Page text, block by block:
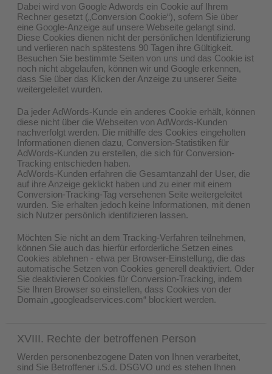
Dabei wird von Google Adwords ein Cookie auf Ihrem
Rechner gesetzt („Conversion Cookie“), sofern Sie über
eine Google-Anzeige auf unsere Webseite gelangt sind.
Diese Cookies dienen nicht der persönlichen Identifizierung
und verlieren nach spätestens 90 Tagen ihre Gültigkeit.
Besuchen Sie bestimmte Seiten von uns und das Cookie ist
noch nicht abgelaufen, können wir und Google erkennen,
dass Sie über das Klicken der Anzeige zu unserer Seite
weitergeleitet wurden.
Da jeder AdWords-Kunde ein anderes Cookie erhält, können
diese nicht über die Webseiten von AdWords-Kunden
nachverfolgt werden. Die mithilfe des Cookies eingeholten
Informationen dienen dazu, Conversion-Statistiken für
AdWords-Kunden zu erstellen, die sich für Conversion-
Tracking entschieden haben.
AdWords-Kunden erfahren die Gesamtanzahl der User, die
auf ihre Anzeige geklickt haben und zu einer mit einem
Conversion-Tracking-Tag versehenen Seite weitergeleitet
wurden. Sie erhalten jedoch keine Informationen, mit denen
sich Nutzer persönlich identifizieren lassen.
Möchten Sie nicht an dem Tracking-Verfahren teilnehmen,
können Sie auch das hierfür erforderliche Setzen eines
Cookies ablehnen - etwa per Browser-Einstellung, die das
automatische Setzen von Cookies generell deaktiviert. Oder
Sie deaktivieren Cookies für Conversion-Tracking, indem
Sie Ihren Browser so einstellen, dass Cookies von der
Domain „googleadservices.com“ blockiert werden.
XVIII. Rechte der betroffenen Person
Werden personenbezogene Daten von Ihnen verarbeitet,
sind Sie Betroffener i.S.d. DSGVO und es stehen Ihnen